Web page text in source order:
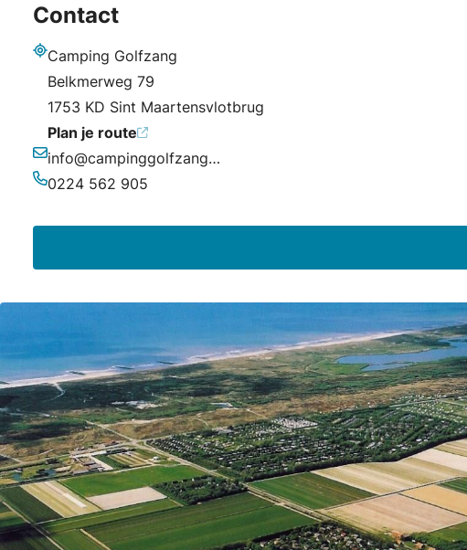
Contact
Camping Golfzang
Belkmerweg 79
1753 KD Sint Maartensvlotbrug
Plan je route
E-mailadres
info@campinggolfzang.nl
0224 562 905